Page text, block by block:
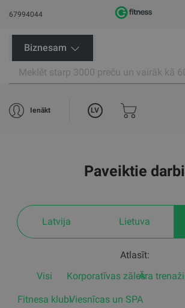
67994044
Biznesam
Ienākt LV
Paveiktie darbi
Latvija Lietuva
Atlasīt:
Visi
Fitnesa klubi
Korporatīvas zāles
Viesnīcas un SPA
Āra